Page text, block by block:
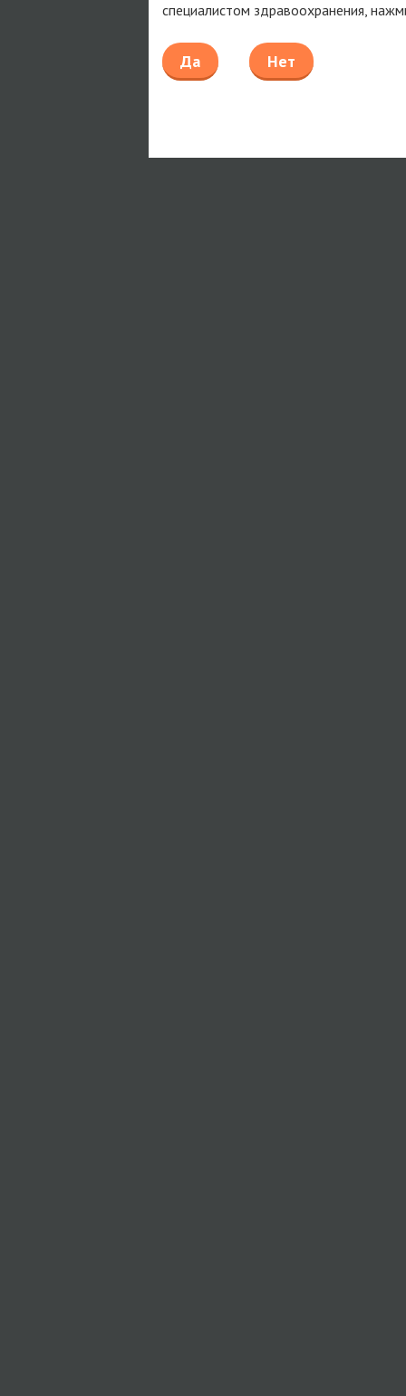
специалистом здравоохранения,
Да Нет